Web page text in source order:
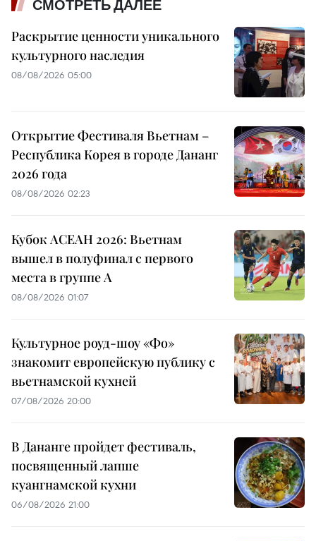
СМОТРЕТЬ ДАЛЕЕ
Раскрытие ценности уникального
культурного наследия
08/08/2026 05:00
Открытие Фестиваля Вьетнам –
Республика Корея в городе Дананг
2026 года
08/08/2026 02:23
Кубок АСЕАН 2026: Вьетнам
вышел в полуфинал с первого
места в группе A
08/08/2026 01:07
Культурное роуд-шоу «Фо»
знакомит европейскую публику с
вьетнамской кухней
07/08/2026 20:00
В Дананге пройдет фестиваль,
посвященный лапше
куангнамской кухни
06/08/2026 21:00